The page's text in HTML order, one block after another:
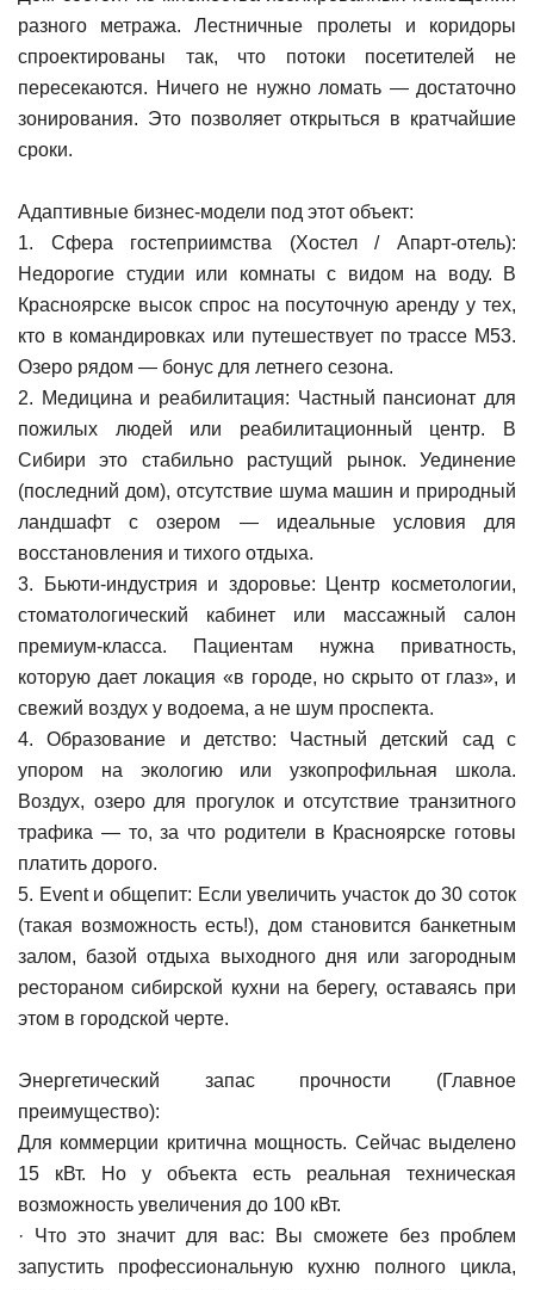
разного метража. Лестничные пролеты и коридоры
спроектированы так, что потоки посетителей не
пересекаются. Ничего не нужно ломать — достаточно
зонирования. Это позволяет открыться в кратчайшие
сроки.
Адаптивные бизнес-модели под этот объект:
1. Сфера гостеприимства (Хостел / Апарт-отель):
Недорогие студии или комнаты с видом на воду. В
Красноярске высок спрос на посуточную аренду у тех,
кто в командировках или путешествует по трассе М53.
Озеро рядом — бонус для летнего сезона.
2. Медицина и реабилитация: Частный пансионат для
пожилых людей или реабилитационный центр. В
Сибири это стабильно растущий рынок. Уединение
(последний дом), отсутствие шума машин и природный
ландшафт с озером — идеальные условия для
восстановления и тихого отдыха.
3. Бьюти-индустрия и здоровье: Центр косметологии,
стоматологический кабинет или массажный салон
премиум-класса. Пациентам нужна приватность,
которую дает локация «в городе, но скрыто от глаз», и
свежий воздух у водоема, а не шум проспекта.
4. Образование и детство: Частный детский сад с
упором на экологию или узкопрофильная школа.
Воздух, озеро для прогулок и отсутствие транзитного
трафика — то, за что родители в Красноярске готовы
платить дорого.
5. Event и общепит: Если увеличить участок до 30 соток
(такая возможность есть!), дом становится банкетным
залом, базой отдыха выходного дня или загородным
рестораном сибирской кухни на берегу, оставаясь при
этом в городской черте.
Энергетический запас прочности (Главное
преимущество):
Для коммерции критична мощность. Сейчас выделено
15 кВт. Но у объекта есть реальная техническая
возможность увеличения до 100 кВт.
· Что это значит для вас: Вы сможете без проблем
запустить профессиональную кухню полного цикла,